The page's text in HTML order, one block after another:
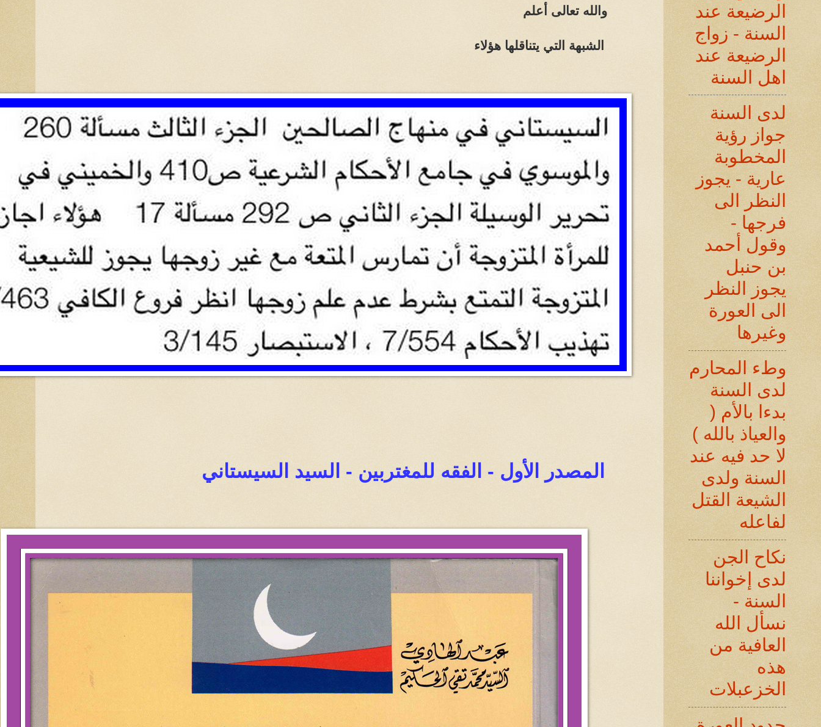
والله تعالى أعلم
الشبهة التي يتناقلها هؤلاء
المصدر الأول - الفقه للمغتربين - السيد السيستاني
الرضيعة عند
السنة - زواج
الرضيعة عند
اهل السنة
لدى السنة
جواز رؤية
المخطوبة
عارية - يجوز
النظر الى
فرجها -
وقول أحمد
بن حنبل
يجوز النظر
الى العورة
وغيرها
وطء المحارم
لدى السنة
بدءا بالأم (
والعياذ بالله )
لا حد فيه عند
السنة ولدى
الشيعة القتل
لفاعله
نكاح الجن
لدى إخواننا
السنة -
نسأل الله
العافية من
هذه
الخزعبلات